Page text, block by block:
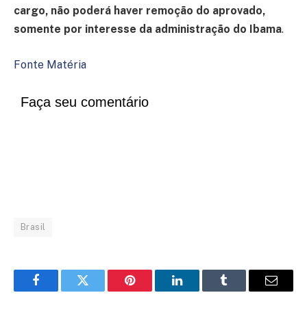
cargo, não poderá haver remoção do aprovado,
somente por interesse da administração do Ibama.
Fonte Matéria
Faça seu comentário
Brasil
FacebookTwitter Pinterest LinkedInTumblr Email